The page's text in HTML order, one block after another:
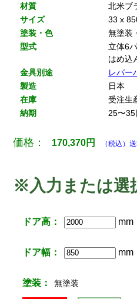
材質
北米ブ
サイズ
33 x
塗装・色
無塗装
型式
立体6
はめ込
金具別途
レバー
製造
日本
在庫
受注生
納期
25〜35
価格： 170,370円 （税込）
※入力または選
ドア高： mm
ドア幅： mm
塗装： 無塗装